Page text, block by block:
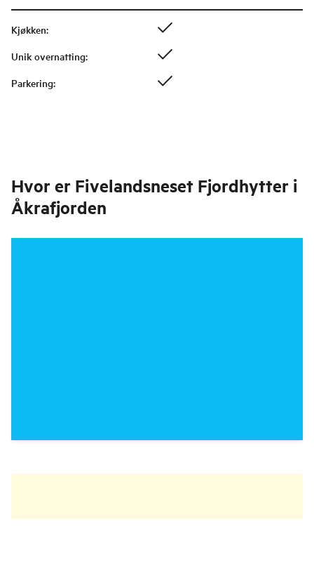
Kjøkken:
Unik overnatting:
Parkering:
Hvor er Fivelandsneset Fjordhytter i
Åkrafjorden